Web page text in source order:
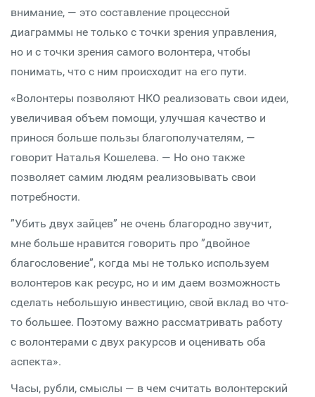
внимание, — это составление процессной
диаграммы не только с точки зрения управления,
но и с точки зрения самого волонтера, чтобы
понимать, что с ним происходит на его пути.
«Волонтеры позволяют НКО реализовать свои идеи,
увеличивая объем помощи, улучшая качество и
принося больше пользы благополучателям, —
говорит Наталья Кошелева. — Но оно также
позволяет самим людям реализовывать свои
потребности.
”Убить двух зайцев” не очень благородно звучит,
мне больше нравится говорить про ”двойное
благословение”, когда мы не только используем
волонтеров как ресурс, но и им даем возможность
сделать небольшую инвестицию, свой вклад во что-
то большее. Поэтому важно рассматривать работу
с волонтерами с двух ракурсов и оценивать оба
аспекта».
Часы, рубли, смыслы — в чем считать волонтерский